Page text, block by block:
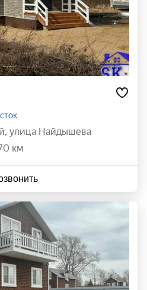
, улица Найдышева
км